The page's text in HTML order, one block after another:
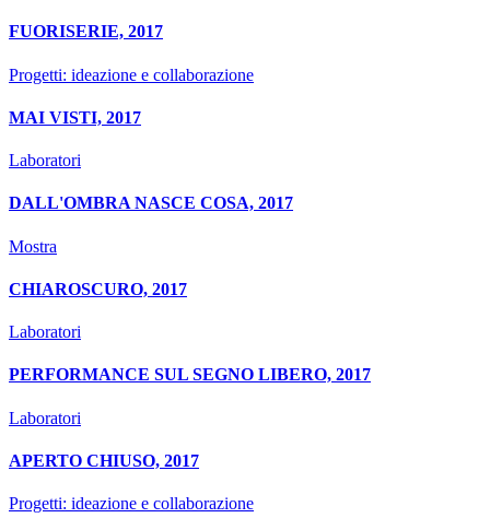
FUORISERIE, 2017
Progetti: ideazione e collaborazione
MAI VISTI, 2017
Laboratori
DALL'OMBRA NASCE COSA, 2017
Mostra
CHIAROSCURO, 2017
Laboratori
PERFORMANCE SUL SEGNO LIBERO, 2017
Laboratori
APERTO CHIUSO, 2017
Progetti: ideazione e collaborazione